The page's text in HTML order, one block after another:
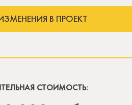
В ПРОЕКТ
СТОИМОСТЬ: